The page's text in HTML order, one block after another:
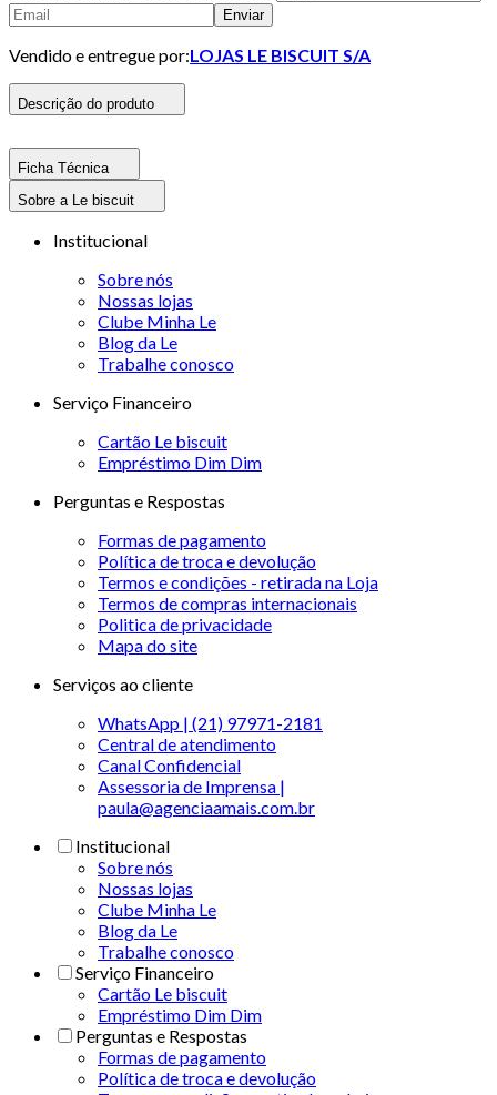
Enviar
Vendido e entregue por:LOJAS LE BISCUIT S/A
Descrição do produto
Ficha Técnica
Sobre a Le biscuit
Institucional
Sobre nós
Nossas lojas
Clube Minha Le
Blog da Le
Trabalhe conosco
Serviço Financeiro
Cartão Le biscuit
Empréstimo Dim Dim
Perguntas e Respostas
Formas de pagamento
Política de troca e devolução
Termos e condições - retirada na Loja
Termos de compras internacionais
Politica de privacidade
Mapa do site
Serviços ao cliente
WhatsApp | (21) 97971-2181
Central de atendimento
Canal Confidencial
Assessoria de Imprensa |
paula@agenciaamais.com.br
Institucional
Sobre nós
Nossas lojas
Clube Minha Le
Blog da Le
Trabalhe conosco
Serviço Financeiro
Cartão Le biscuit
Empréstimo Dim Dim
Perguntas e Respostas
Formas de pagamento
Política de troca e devolução